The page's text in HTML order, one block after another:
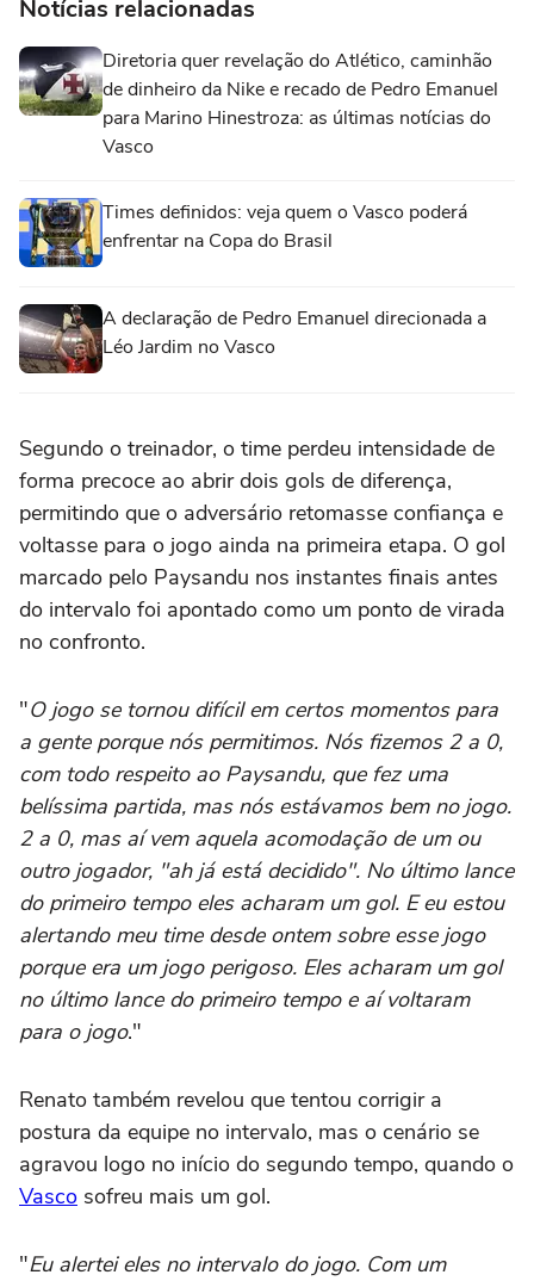
Notícias relacionadas
Diretoria quer revelação do Atlético, caminhão
de dinheiro da Nike e recado de Pedro Emanuel
para Marino Hinestroza: as últimas notícias do
Vasco
Times definidos: veja quem o Vasco poderá
enfrentar na Copa do Brasil
A declaração de Pedro Emanuel direcionada a
Léo Jardim no Vasco
Segundo o treinador, o time perdeu intensidade de
forma precoce ao abrir dois gols de diferença,
permitindo que o adversário retomasse confiança e
voltasse para o jogo ainda na primeira etapa. O gol
marcado pelo Paysandu nos instantes finais antes
do intervalo foi apontado como um ponto de virada
no confronto.
"O jogo se tornou difícil em certos momentos para
a gente porque nós permitimos. Nós fizemos 2 a 0,
com todo respeito ao Paysandu, que fez uma
belíssima partida, mas nós estávamos bem no jogo.
2 a 0, mas aí vem aquela acomodação de um ou
outro jogador, "ah já está decidido". No último lance
do primeiro tempo eles acharam um gol. E eu estou
alertando meu time desde ontem sobre esse jogo
porque era um jogo perigoso. Eles acharam um gol
no último lance do primeiro tempo e aí voltaram
para o jogo."
Renato também revelou que tentou corrigir a
postura da equipe no intervalo, mas o cenário se
agravou logo no início do segundo tempo, quando o
Vasco sofreu mais um gol.
"Eu alertei eles no intervalo do jogo. Com um